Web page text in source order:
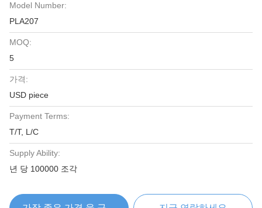
Model Number:
PLA207
MOQ:
5
가격:
USD piece
Payment Terms:
T/T, L/C
Supply Ability:
년 당 100000 조각